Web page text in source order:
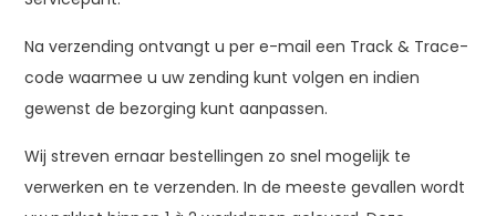
Na verzending ontvangt u per e-mail een Track & Trace-
code waarmee u uw zending kunt volgen en indien
gewenst de bezorging kunt aanpassen.
Wij streven ernaar bestellingen zo snel mogelijk te
verwerken en te verzenden. In de meeste gevallen wordt